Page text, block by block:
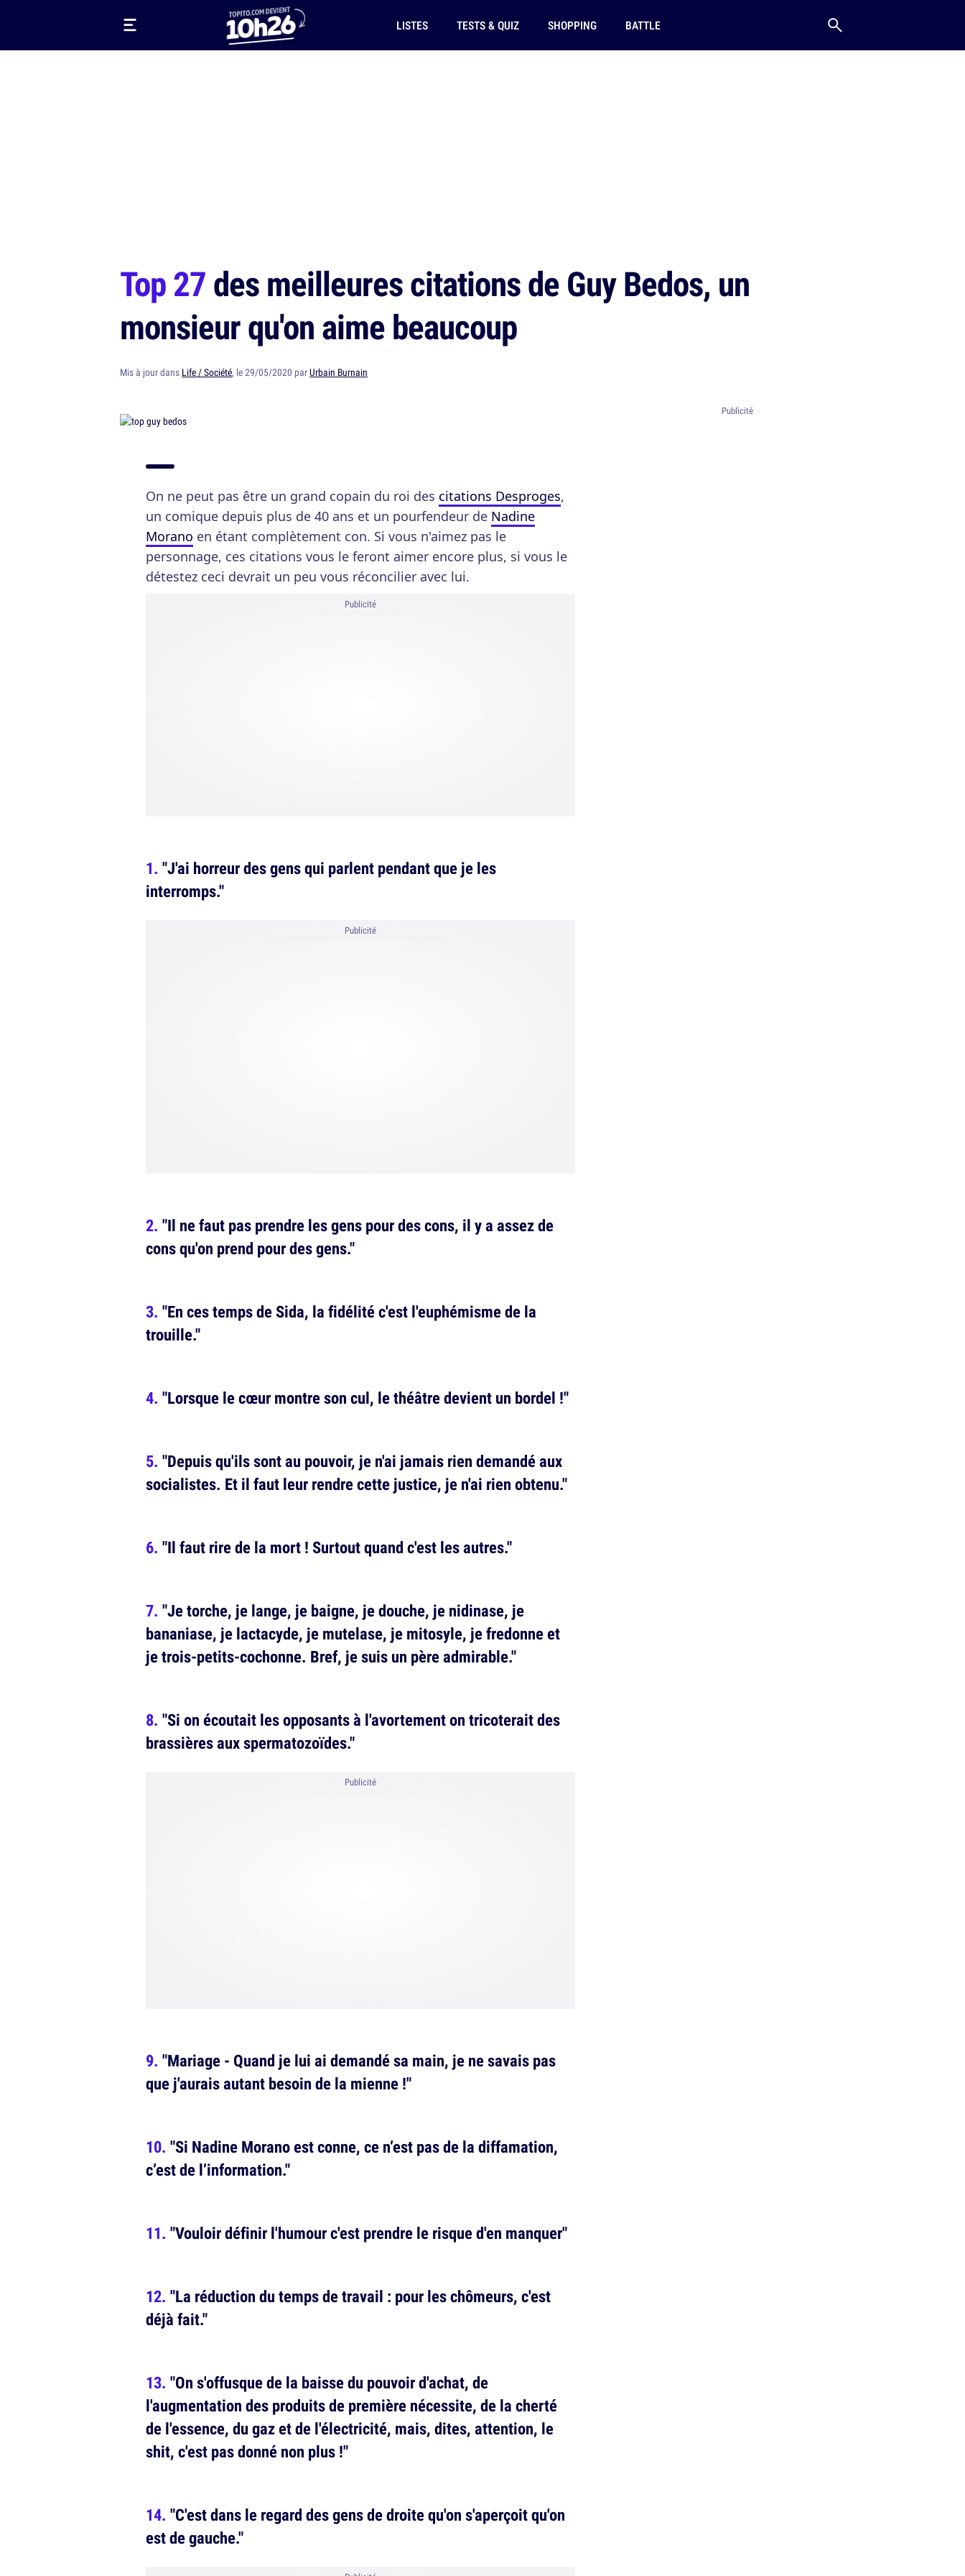
LISTES TESTS & QUIZ SHOPPING BATTLE
Top 27des meilleures citations de Guy Bedos, un
monsieur qu'on aime beaucoup
Mis à jour dans Life / Société, le 29/05/2020 parUrbain Burnain
On ne peut pas être un grand copain du roi des citations Desproges,
un comique depuis plus de 40 ans et un pourfendeur de Nadine
Morano en étant complètement con. Si vous n'aimez pas le
personnage, ces citations vous le feront aimer encore plus, si vous le
détestez ceci devrait un peu vous réconcilier avec lui.
Publicité
"J'ai horreur des gens qui parlent pendant que je les
interromps."
Publicité
"Il ne faut pas prendre les gens pour des cons, il y a assez de
cons qu'on prend pour des gens."
"En ces temps de Sida, la fidélité c'est l'euphémisme de la
trouille."
"Lorsque le cœur montre son cul, le théâtre devient un bordel !"
"Depuis qu'ils sont au pouvoir, je n'ai jamais rien demandé aux
socialistes. Et il faut leur rendre cette justice, je n'ai rien obtenu."
"Il faut rire de la mort ! Surtout quand c'est les autres."
"Je torche, je lange, je baigne, je douche, je nidinase, je
bananiase, je lactacyde, je mutelase, je mitosyle, je fredonne et
je trois-petits-cochonne. Bref, je suis un père admirable."
"Si on écoutait les opposants à l'avortement on tricoterait des
brassières aux spermatozoïdes."
Publicité
"Mariage - Quand je lui ai demandé sa main, je ne savais pas
que j'aurais autant besoin de la mienne !"
"Si Nadine Morano est conne, ce n’est pas de la diffamation,
c’est de l’information."
"Vouloir définir l'humour c'est prendre le risque d'en manquer"
"La réduction du temps de travail : pour les chômeurs, c'est
déjà fait."
"On s'offusque de la baisse du pouvoir d'achat, de
l'augmentation des produits de première nécessite, de la cherté
de l'essence, du gaz et de l'électricité, mais, dites, attention, le
shit, c'est pas donné non plus !"
"C'est dans le regard des gens de droite qu'on s'aperçoit qu'on
est de gauche."